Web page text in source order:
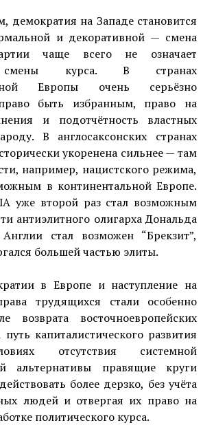
демократия на Западе становится
и декоративной — смена
чаще всего не означает
смены курса. В странах
Европы очень серьёзно
быть избранным, право на
и подотчётность властных
В англосаксонских странах
укоренена сильнее — там
например, нацистского режима,
в континентальной Европе.
уже второй раз стал возможным
антиэлитного олигарха Дональда
стал возможен “Брекзит”,
большей частью элиты.
в Европе и наступление на
трудящихся стали особенно
возврата восточноевропейских
путь капиталистического развития
отсутствия системной
альтернативы правящие круги
более дерзко, без учёта
людей и отвергая их право на
политического курса.